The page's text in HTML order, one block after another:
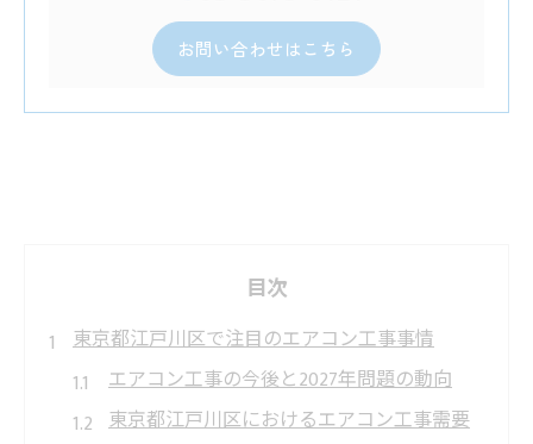
お問い合わせはこちら
目次
東京都江戸川区で注目のエアコン工事事情
エアコン工事の今後と2027年問題の動向
東京都江戸川区におけるエアコン工事需要